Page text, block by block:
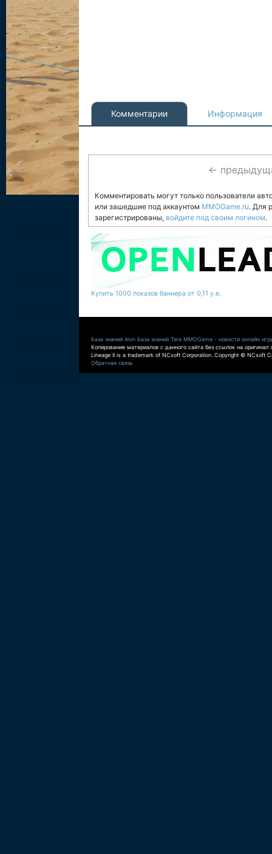
Комментарии Информация
←
Комментировать могут только пользователи
или зашедшие под аккаунтом MMOGame.ru. Для
зарегистрированы, войдите под своим логином.
Купить 1000 показов баннера от 0,11 у.е.
База знаний Aion База знаний Tera MMOGame - новости онлайн
Копирование материалов с данного сайта без ссылок на оригинал
Lineage II is a trademark of NCsoft Corporation. Copyright © NCsoft
Обратная связь